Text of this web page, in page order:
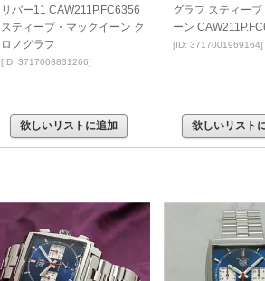
リバー11 CAW211P.FC6356
スティーブ・マックイーン ク
ロノグラフ
[ID: 3717008831266]
欲しいリストに追加
グラフ スティーブ
ーン
[ID: 3717001969164]
欲しいリスト